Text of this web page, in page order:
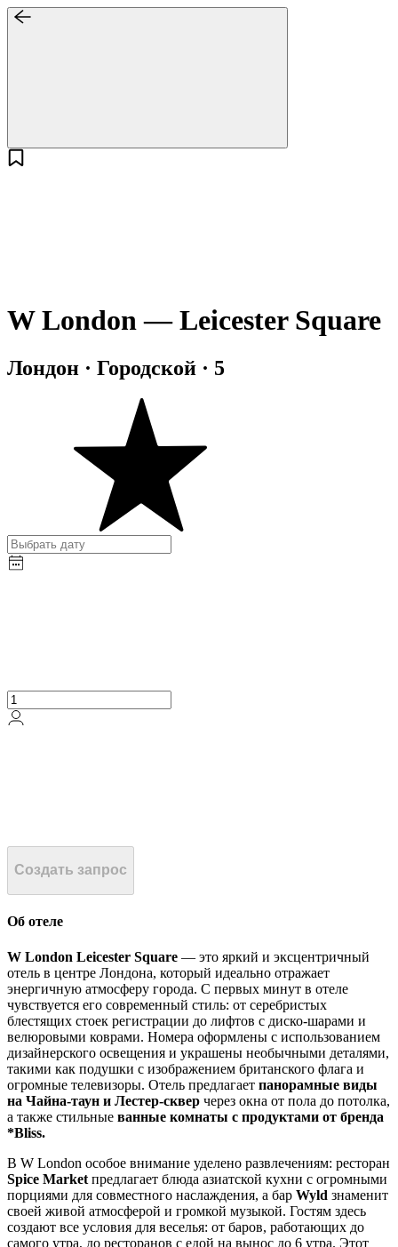
W London — Leicester Square
Лондон · Городской · 5
Создать запрос
Об отеле
W London Leicester Square — это яркий и эксцентричный
отель в центре Лондона, который идеально отражает
энергичную атмосферу города. С первых минут в отеле
чувствуется его современный стиль: от серебристых
блестящих стоек регистрации до лифтов с диско-шарами и
велюровыми коврами. Номера оформлены с использованием
дизайнерского освещения и украшены необычными деталями,
такими как подушки с изображением британского флага и
огромные телевизоры. Отель предлагает панорамные виды
на Чайна-таун и Лестер-сквер через окна от пола до потолка,
а также стильные ванные комнаты с продуктами от бренда
*Bliss.
В W London особое внимание уделено развлечениям: ресторан
Spice Market предлагает блюда азиатской кухни с огромными
порциями для совместного наслаждения, а бар Wyld знаменит
своей живой атмосферой и громкой музыкой. Гостям здесь
создают все условия для веселья: от баров, работающих до
самого утра, до ресторанов с едой на вынос до 6 утра. Этот